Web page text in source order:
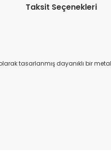
Taksit Seçenekleri
tasarlanmış dayanıklı bir